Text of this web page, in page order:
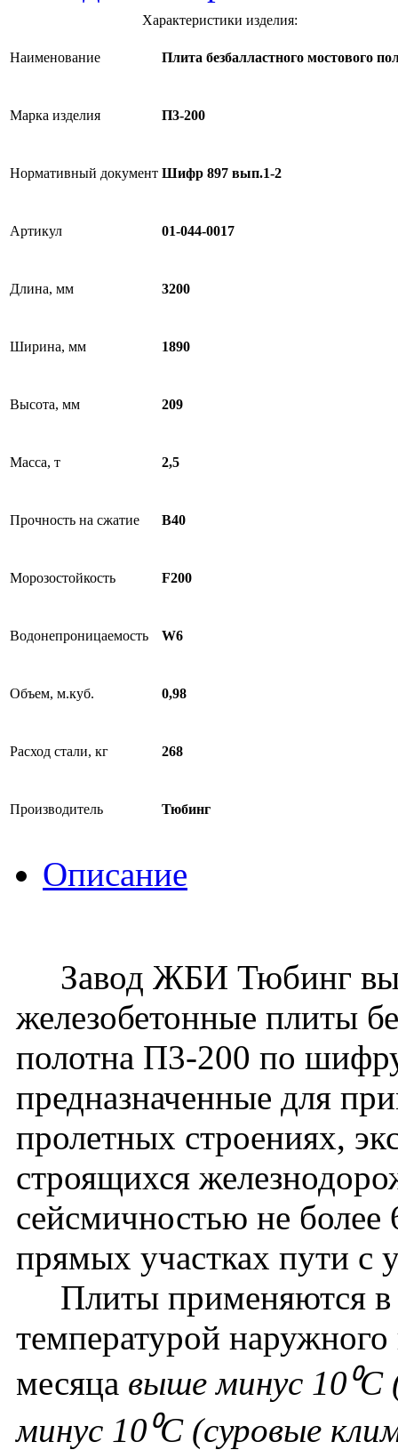
Характеристики изделия:
Наименование Плита безбалластного мостового
Марка изделия П3-200
Нормативный документ Шифр 897 вып.1-2
Артикул 01-044-0017
Длина, мм 3200
Ширина, мм 1890
Высота, мм 209
Масса, т 2,5
Прочность на сжатие B40
Морозостойкость F200
Водонепроницаемость W6
Объем, м.куб. 0,98
Расход стали, кг 268
Производитель Тюбинг
Описание
Завод ЖБИ Тюбинг
железобетонные плиты
полотна П3-200 по
предназначенные для
пролетных строениях,
строящихся
сейсмичностью не
прямых участках пути с
Плиты применяются в
температурой наружного
месяца выше минус 10⁰С
минус 10⁰С (суровые